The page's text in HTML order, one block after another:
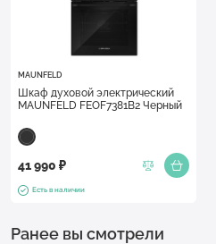
MAUNFELD
Шкаф духовой электрический
MAUNFELD FEOF7381B2 Черный
41 990 ₽
Есть в наличии
Ранее вы смотрели